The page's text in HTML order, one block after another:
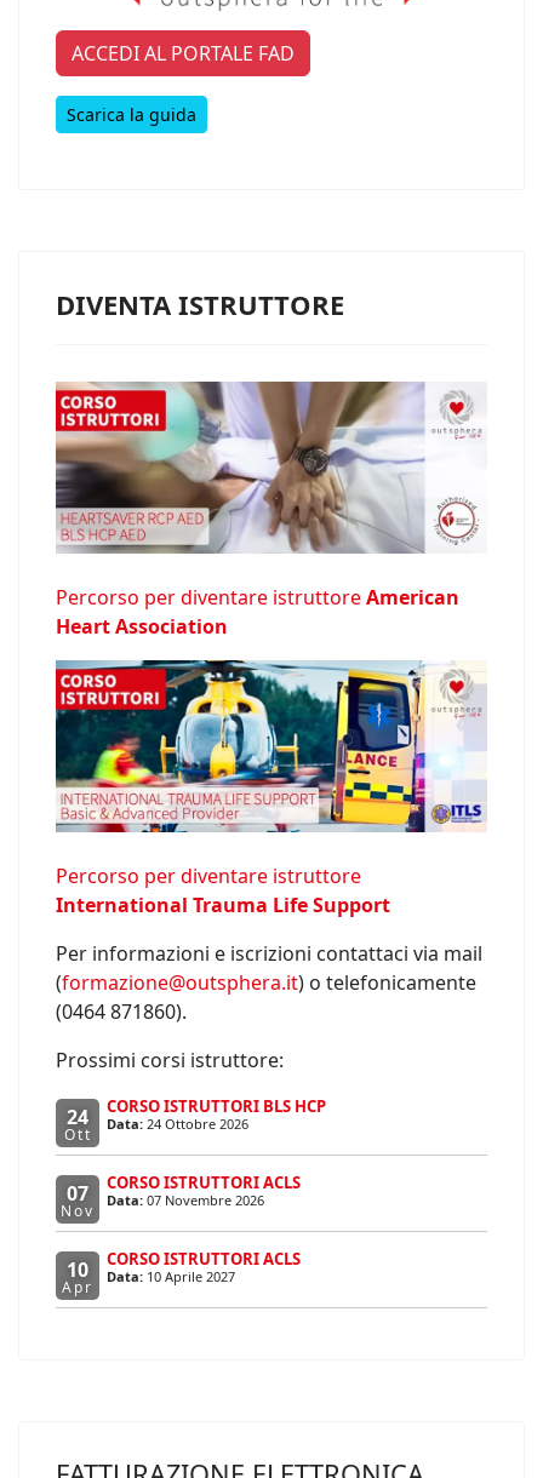
ACCEDI AL PORTALE FAD
Scarica la guida
DIVENTA ISTRUTTORE
Percorso per diventare istruttoreAmerican
Heart Association
Percorso per diventare istruttore
International Trauma Life Support
Per informazioni e iscrizioni contattaci via mail
(formazione@outsphera.it) o telefonicamente
(0464 871860).
Prossimi corsi istruttore:
24
Ott
CORSO ISTRUTTORI BLS HCP
Data: 24 Ottobre 2026
07
Nov
CORSO ISTRUTTORI ACLS
Data: 07 Novembre 2026
10
Apr
CORSO ISTRUTTORI ACLS
Data: 10 Aprile 2027